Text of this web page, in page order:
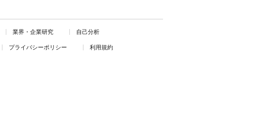
業界・企業研究 自己分析
プライバシーポリシー 利用規約